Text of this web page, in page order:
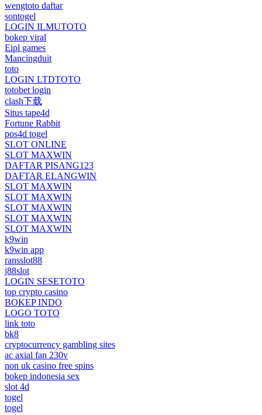
wengtoto daftar
sontogel
LOGIN ILMUTOTO
bokep viral
Eipl games
Mancingduit
toto
LOGIN LTDTOTO
totobet login
clash下载
Situs tape4d
Fortune Rabbit
pos4d togel
SLOT ONLINE
SLOT MAXWIN
DAFTAR PISANG123
DAFTAR ELANGWIN
SLOT MAXWIN
SLOT MAXWIN
SLOT MAXWIN
SLOT MAXWIN
SLOT MAXWIN
k9win
k9win app
ransslot88
j88slot
LOGIN SESETOTO
top crypto casino
BOKEP INDO
LOGO TOTO
link toto
bk8
cryptocurrency gambling sites
ac axial fan 230v
non uk casino free spins
bokep indonesia sex
slot 4d
togel
togel